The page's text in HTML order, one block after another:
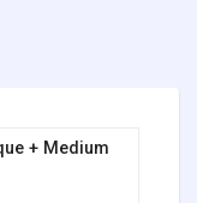
+ Medium